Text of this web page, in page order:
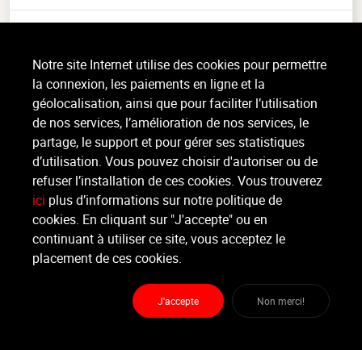
HIP HOP INTERMÉDIAIRE - AVANCÉ ( ADOS/
ADULTE)(1h)
Cardio, Intermédiaire, intérieur
La danse hip-hop désigne plusieurs formes de street dance principalement
effectuées dans la musique hip-hop et catégorisées dans sa culture. Elle
dénombre plusieurs styles de danses tels que le (...)
Lire la suite
Organisateur
Notre site Internet utilise des cookies pour permettre
la connexion, les paiements en ligne et la
géolocalisation, ainsi que pour faciliter l’utilisation
de nos services, l’amélioration de nos services, le
partage, le support et pour gérer ses statistiques
d’utilisation. Vous pouvez choisir d'autoriser ou de
refuser l’installation de ces cookies. Vous trouverez
ici plus d’informations sur notre politique de
cookies. En cliquant sur "J'accepte" ou en
continuant à utiliser ce site, vous acceptez le
placement de ces cookies.
J'accepte Non merci!